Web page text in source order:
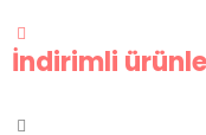
İndirimli